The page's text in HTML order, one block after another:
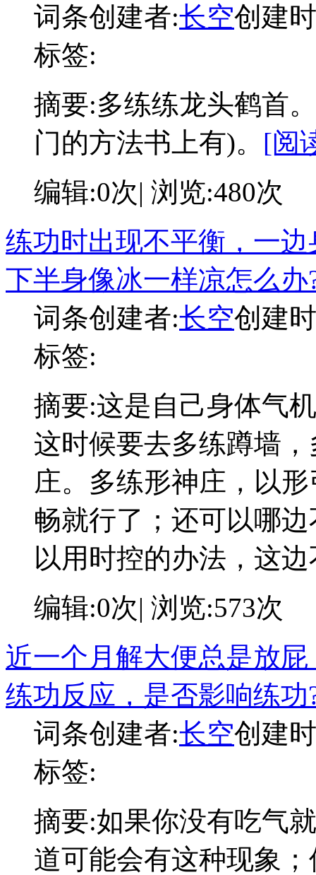
词条创建者:长空创建
标签:
摘要:多练练龙头鹤首
门的方法书上有)。 [阅
编辑:0次| 浏览:480次
练功时出现不平衡，一
下半身像冰一样凉怎么办
词条创建者:长空创建
标签:
摘要:这是自己身体气
这时候要去多练蹲墙
庄。多练形神庄，以
畅就行了；还可以哪
以用时控的办法，这
编辑:0次| 浏览:573次
近一个月解大便总是放
练功反应，是否影响练功
词条创建者:长空创建
标签:
摘要:如果你没有吃气
道可能会有这种现象